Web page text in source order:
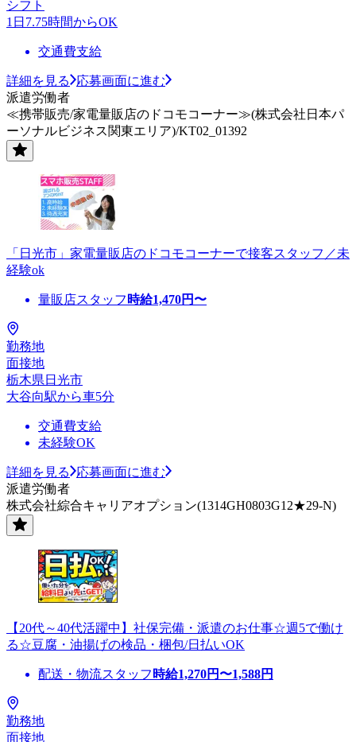
シフト
1日7.75時間からOK
交通費支給
詳細を見る
応募画面に進む
派遣労働者
≪携帯販売/家電量販店のドコモコーナー≫(株式会社日本パ
ーソナルビジネス関東エリア)/KT02_01392
「日光市」家電量販店のドコモコーナーで接客スタッフ／未
経験ok
量販店スタッフ 時給1,470円〜
勤務地
面接地
栃木県日光市
大谷向駅から車5分
交通費支給
未経験OK
詳細を見る
応募画面に進む
派遣労働者
株式会社綜合キャリアオプション(1314GH0803G12★29-N)
【20代～40代活躍中】社保完備・派遣のお仕事☆週5で働け
る☆豆腐・油揚げの検品・梱包/日払いOK
配送・物流スタッフ 時給1,270円〜1,588円
勤務地
面接地